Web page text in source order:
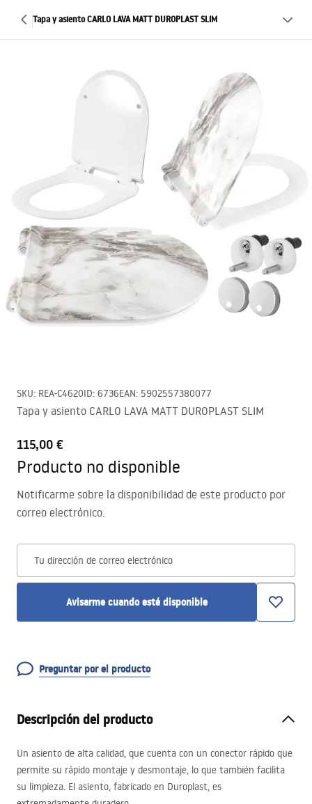
Tapa y asiento CARLO LAVA MATT DUROPLAST SLIM
SKU: REA-C4620ID: 6736EAN: 5902557380077
Tapa y asiento CARLO LAVA MATT DUROPLAST SLIM
115,00 €
Producto no disponible
Notificarme sobre la disponibilidad de este producto por
correo electrónico.
Tu dirección de correo electrónico
Avisarme cuando esté disponible
Preguntar por el producto
Descripción del producto
Un asiento de alta calidad, que cuenta con un conector rápido que
permite su rápido montaje y desmontaje, lo que también facilita
su limpieza. El asiento, fabricado en Duroplast, es